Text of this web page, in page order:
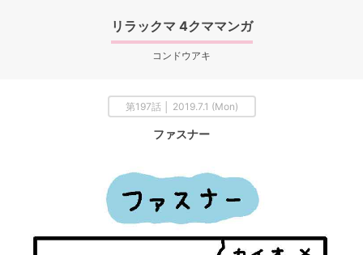
リラックマ 4クママンガ
コンドウアキ
第197話 │ 2019.7.1 (Mon)
ファスナー